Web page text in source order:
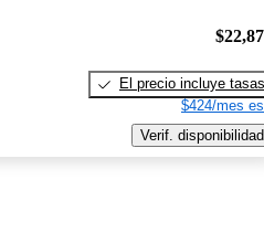
El precio incluye tasas
$424/mes
Verif. disponibilidad